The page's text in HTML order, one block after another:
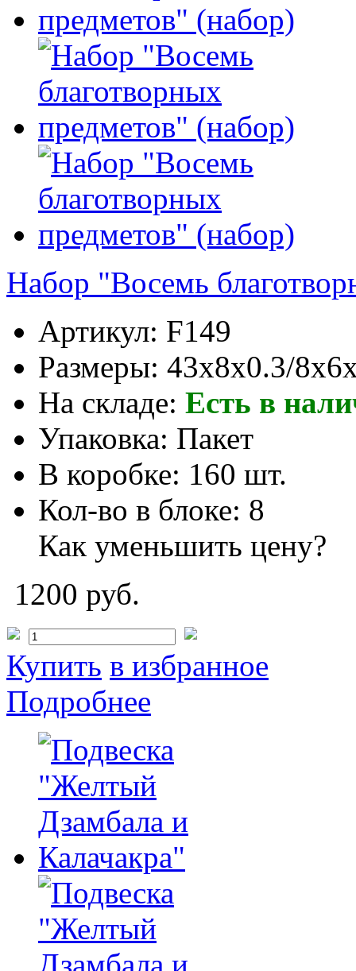
Набор "Восемь
Артикул: F149
Размеры: 43x8x0.3/
На складе: Есть в
Упаковка: Пакет
В коробке: 160 шт.
Кол-во в блоке: 8
Как уменьшить цену?
1200 руб.
Купить в избранное
Подробнее